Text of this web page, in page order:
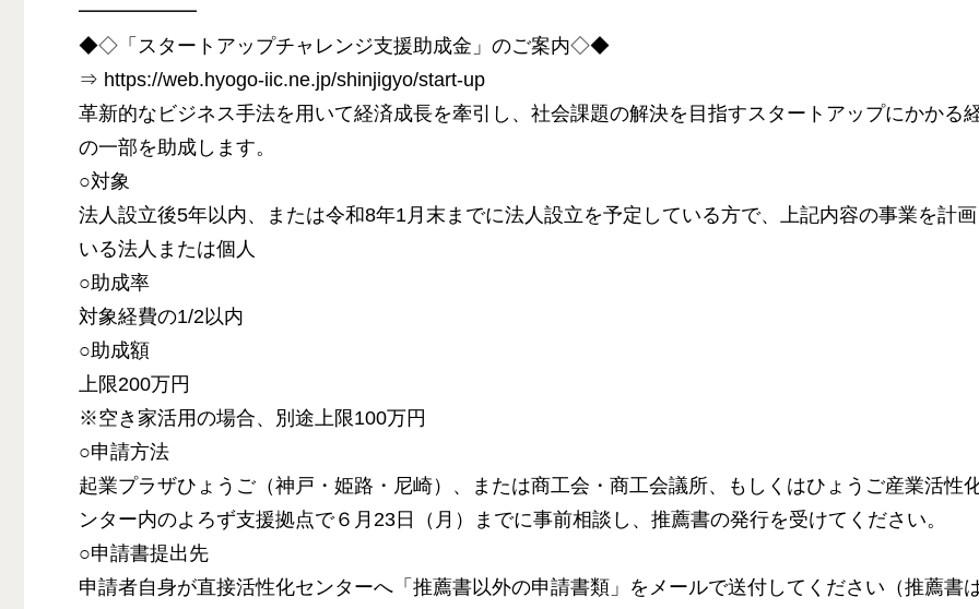
━━━━━━
◆◇「スタートアップチャレンジ支援助成金」のご案内◇◆
⇒ https://web.hyogo-iic.ne.jp/shinjigyo/start-up
革新的なビジネス手法を用いて経済成長を牽引し、社会課題の解決を目指すスタートアップにかかる
の一部を助成します。
○対象
法人設立後5年以内、または令和8年1月末までに法人設立を予定している方で、上記内容の事業を計
いる法人または個人
○助成率
対象経費の1/2以内
○助成額
上限200万円
※空き家活用の場合、別途上限100万円
○申請方法
起業プラザひょうご（神戸・姫路・尼崎）、または商工会・商工会議所、もしくはひょうご産業活性
ンター内のよろず支援拠点で６月23日（月）までに事前相談し、推薦書の発行を受けてください。
○申請書提出先
申請者自身が直接活性化センターへ「推薦書以外の申請書類」をメールで送付してください（推薦書